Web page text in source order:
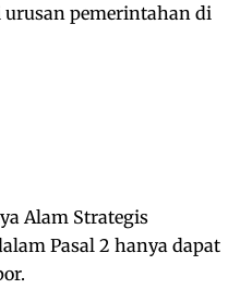
pemerintahan di
Alam Strategis
Pasal 2 hanya dapat